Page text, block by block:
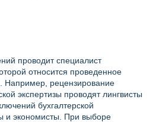
проводит специалист
относится проведенное
Например, рецензирование
экспертизы проводят лингвисты
бухгалтерской
и экономисты. При выборе